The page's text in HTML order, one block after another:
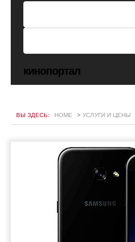
кинопортал
ВЫ ЗДЕСЬ: HOME > УСЛУГИ И ЦЕНЫ